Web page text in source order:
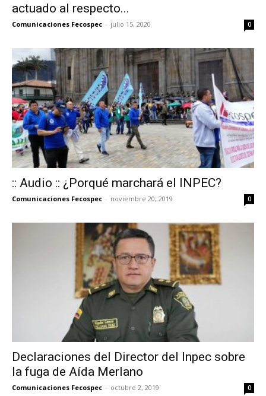
actuado al respecto...
Comunicaciones Fecospec - julio 15, 2020 0
:: Audio :: ¿Porqué marchará el INPEC?
Comunicaciones Fecospec - noviembre 20, 2019 0
Declaraciones del Director del Inpec sobre
la fuga de Aída Merlano
Comunicaciones Fecospec - octubre 2, 2019 0